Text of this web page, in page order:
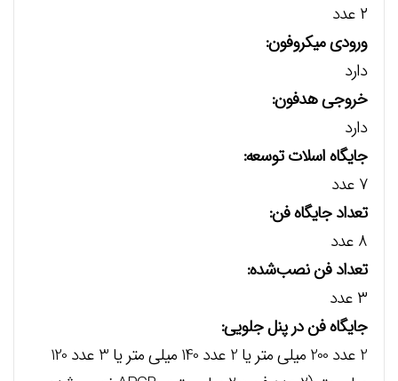
۲ عدد
ورودي ميکروفون:
دارد
خروجي هدفون:
دارد
جايگاه اسلات توسعه:
۷ عدد
تعداد جايگاه‌ فن:
۸ عدد
تعداد فن نصب‌شده:
۳ عدد
جايگاه فن در پنل جلويي:
2 عدد 200 میلی متر یا 2 عدد 140 میلی متر یا 3 عدد 120